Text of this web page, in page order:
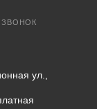
ЗВОНОК
ул.,